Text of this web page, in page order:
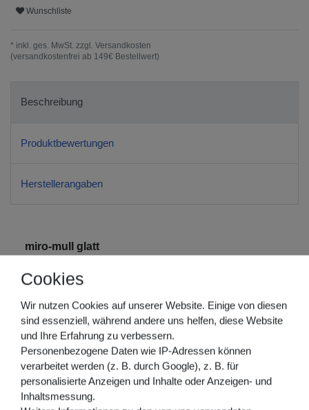
Wunschliste
* inkl. ges. MwSt. zzgl. Versandkosten
(versandkostenfrei ab 149€ Bestellwert)
Beschreibung
Produktbewertungen
Herstellerangaben
miro-mull glatt
Elastische Mullbinde, feine Struktur (Binden / Bandagen)
Zur Fixierung von Verbänden, Polstermaterial,
Kompressen, IV-Zugängen oder medizinische Hilfsmittel
und für leichte Stütz- und Entlastungsverbände zur
Anwendung auf intakter Haut
Beschreibung:
Cookies
Wir nutzen Cookies auf unserer Website. Einige von diesen
sind essenziell, während andere uns helfen, diese Website
und Ihre Erfahrung zu verbessern.
Personenbezogene Daten wie IP-Adressen können
verarbeitet werden (z. B. durch Google), z. B. für
personalisierte Anzeigen und Inhalte oder Anzeigen- und
Inhaltsmessung.